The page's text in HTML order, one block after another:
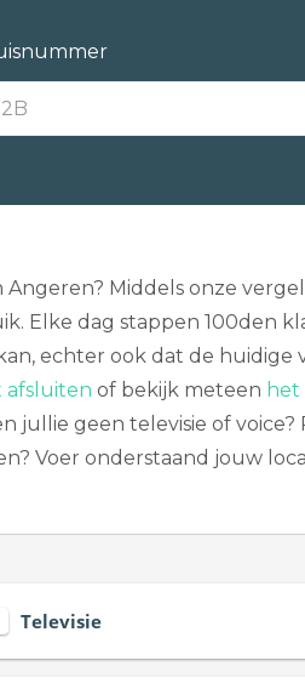
Middels onze
Elke dag stappen 100den
echter ook dat de huidige
afsluiten of bekijk meteen het
jullie geen televisie of voice?
Voer onderstaand jouw
Televisie